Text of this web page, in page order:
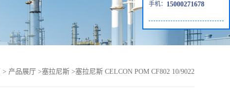
> 产品展厅 >塞拉尼斯 >塞拉尼斯 CELCON POM CF802 10/9022
手机： 15000271678